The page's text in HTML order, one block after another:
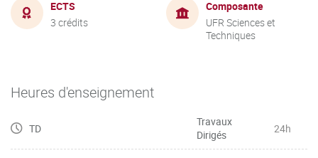
ECTS
3 crédits
Composante
UFR Sciences et
Techniques
Heures d'enseignement
TD
Travaux
Dirigés
24h